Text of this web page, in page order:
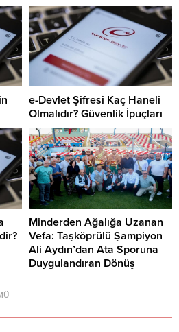
e-Devlet Şifresi Kaç Haneli
Olmalıdır? Güvenlik İpuçları
Minderden Ağalığa Uzanan
Vefa: Taşköprülü Şampiyon
Ali Aydın’dan Ata Sporuna
Duygulandıran Dönüş